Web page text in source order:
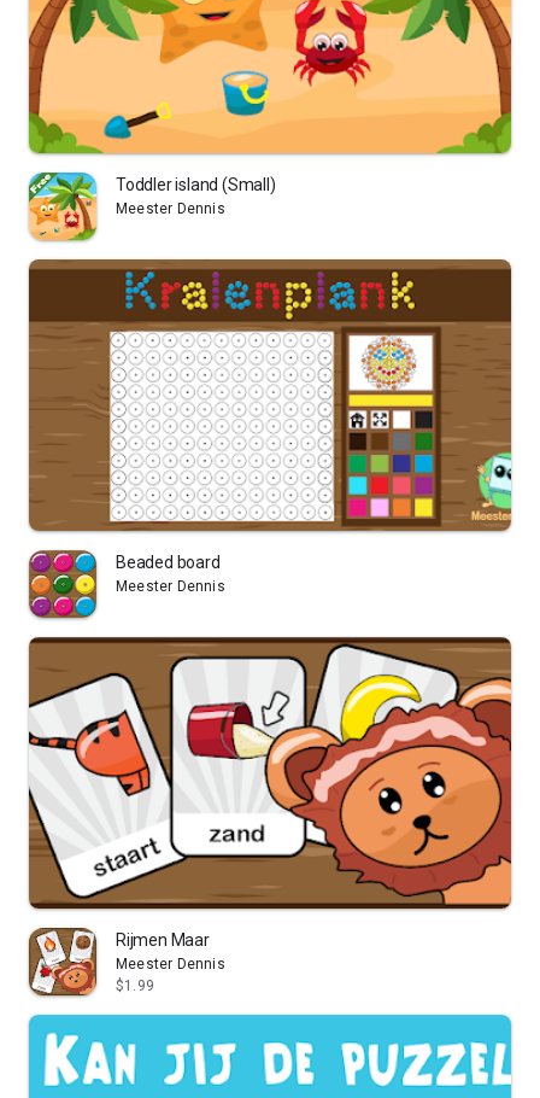
Toddler island (Small)
Meester Dennis
Beaded board
Meester Dennis
Rijmen Maar
Meester Dennis
$1.99